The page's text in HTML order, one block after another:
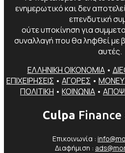
ενημερωτικό και δεν
επενδυτική
ούτε υποκίνηση για
συναλλαγή που θα ληφθεί με
αυτές.
ΕΛΛΗΝΙΚΗ ΟΙΚΟΝΟΜΙΑ•
ΕΠΙΧΕΙΡΗΣΕΙΣ • ΑΓΟΡΕΣ •
ΠΟΛΙΤΙΚΗ • ΚΟΙΝΩΝΙΑ •
Culpa
Επικοινωνία :
Διαφήμιση :